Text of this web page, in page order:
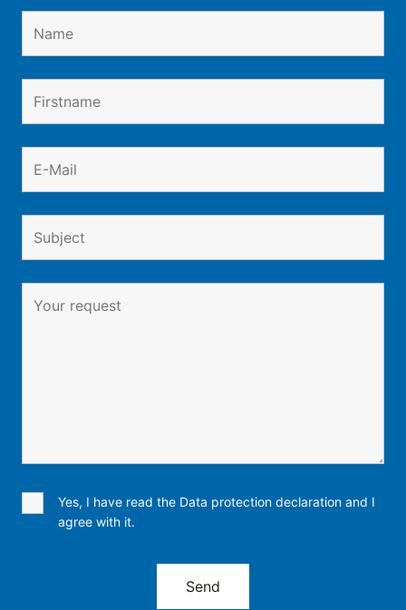
Yes, I have read the Data protection declaration and I
agree with it.